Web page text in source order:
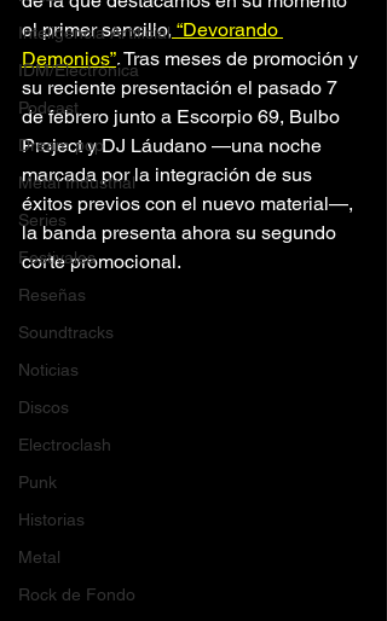
Inteligencia Artificial
IDM/Electrónica
Podcast
Dream pop
Metal Industrial
Series
Festivales
Reseñas
Soundtracks
Noticias
Discos
Electroclash
Punk
Historias
Metal
Rock de Fondo
el primer sencillo, “Devorando
Demonios”. Tras meses de promoción y
su reciente presentación el pasado 7
de febrero junto a Escorpio 69, Bulbo
Project y DJ Láudano —una noche
marcada por la integración de sus
éxitos previos con el nuevo material—,
la banda presenta ahora su segundo
corte promocional.